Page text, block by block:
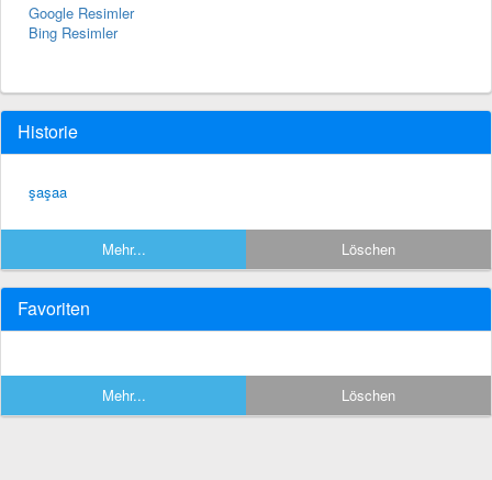
Google Resimler
Bing Resimler
Historie
şaşaa
Mehr... Löschen
Favoriten
Mehr... Löschen